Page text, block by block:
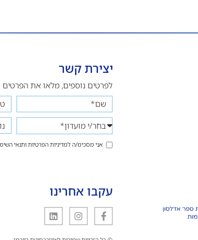
יצירת קשר
לפרטים נוספים, מלאו את
אני מסכימ/ה למדיניות הפרטיות ותנאי
עקבו אחרינו